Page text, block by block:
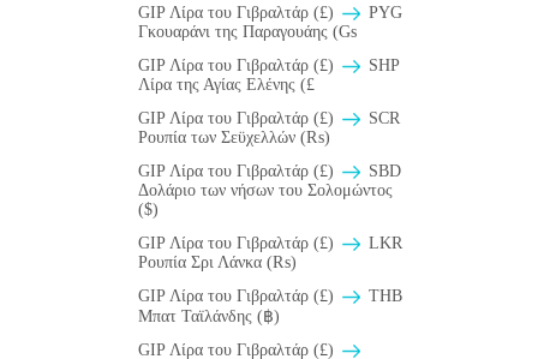
GIP Λίρα του Γιβραλτάρ (£)
PYG
Γκουαράνι της Παραγουάης (Gs
GIP Λίρα του Γιβραλτάρ (£)
SHP
Λίρα της Αγίας Ελένης (£
GIP Λίρα του Γιβραλτάρ (£)
SCR
Ρουπία των Σεϋχελλών (₨)
GIP Λίρα του Γιβραλτάρ (£)
SBD
Δολάριο των νήσων του Σολομώντος
($)
GIP Λίρα του Γιβραλτάρ (£)
LKR
Ρουπία Σρι Λάνκα (₨)
GIP Λίρα του Γιβραλτάρ (£)
THB
Μπατ Ταϊλάνδης (฿)
GIP Λίρα του Γιβραλτάρ (£)